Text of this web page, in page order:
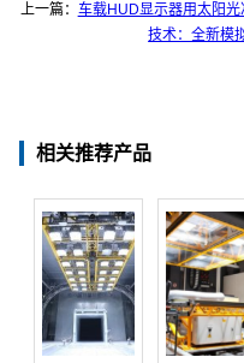
上一篇： 车载HUD显示器用太阳
技术：全新模
相关推荐产品